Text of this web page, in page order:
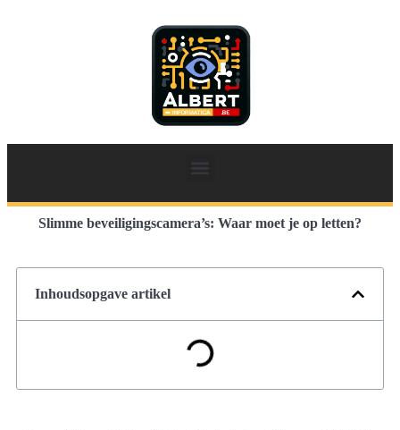
Slimme beveiligingscamera’s: Waar moet je op letten?
Inhoudsopgave artikel